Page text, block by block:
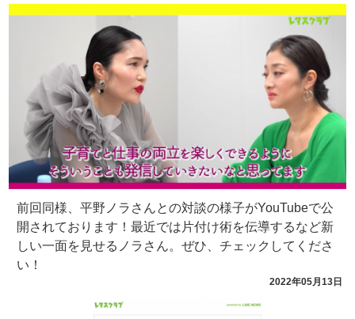
2022年05月13日
前回同様、平野ノラさんとの対談の様子がYouTubeで公
開されております！最近では片付け術を伝導するなど新
しい一面を見せるノラさん。ぜひ、チェックしてくださ
い！